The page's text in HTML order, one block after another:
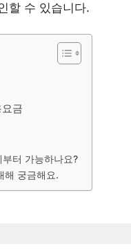
할 수 있습니다.
금
터 가능하나요?
해 궁금해요.